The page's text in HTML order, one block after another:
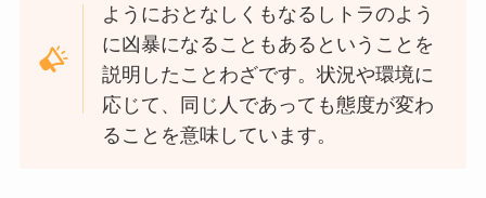
ようにおとなしくもなるしトラのよう
に凶暴になることもあるということを
説明したことわざです。状況や環境に
応じて、同じ人であっても態度が変わ
ることを意味しています。